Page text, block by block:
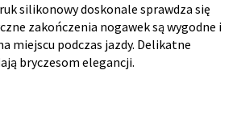
silikonowy doskonale sprawdza się
zakończenia nogawek są wygodne i
miejscu podczas jazdy. Delikatne
bryczesom elegancji.